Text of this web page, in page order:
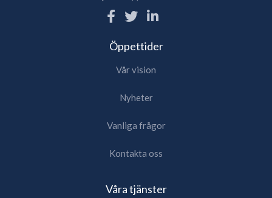
Öppettider
Vår vision
Nyheter
Vanliga frågor
Kontakta oss
Våra tjänster